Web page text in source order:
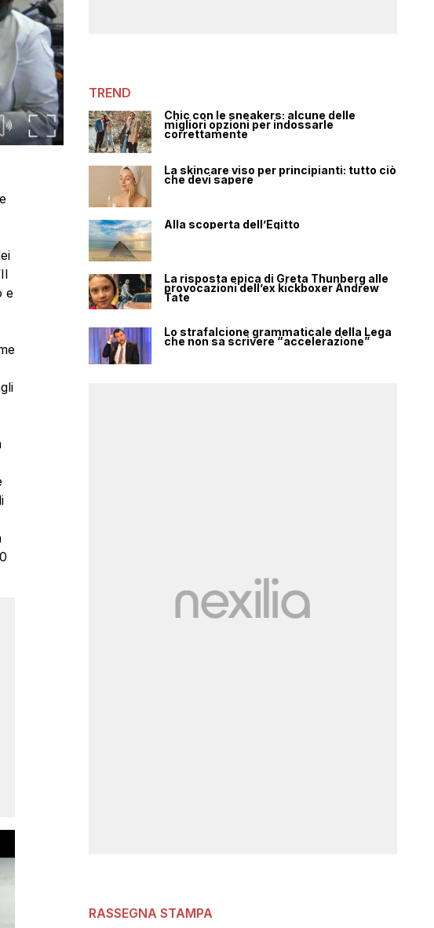
e
TREND
Chic con le sneakers: alcune delle
migliori opzioni per indossarle
correttamente
La skincare viso per principianti: tutto ciò
che devi sapere
Alla scoperta dell’Egitto
La risposta epica di Greta Thunberg alle
provocazioni dell’ex kickboxer Andrew
Tate
Lo strafalcione grammaticale della Lega
che non sa scrivere “accelerazione”
RASSEGNA STAMPA